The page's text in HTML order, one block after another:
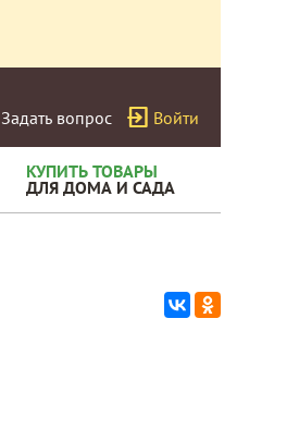
Задать вопрос Войти
КУПИТЬ ТОВАРЫ
ДЛЯ ДОМА И САДА